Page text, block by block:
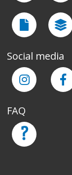
Social media
FAQ